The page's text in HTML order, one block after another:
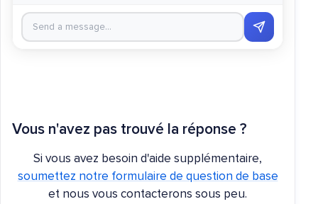
Vous n'avez pas trouvé la réponse ?
Si vous avez besoin d'aide supplémentaire,
soumettez notre formulaire de question de base
et nous vous contacterons sous peu.